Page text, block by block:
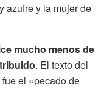
azufre y la mujer de
mucho menos de
. El texto del
el «pecado de